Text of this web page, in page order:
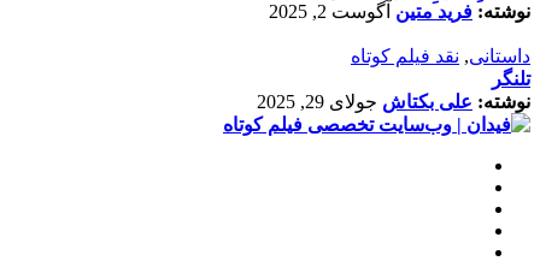
نوشته: فرید متین آگوست 2, 2025
داستانی, نقد فیلم کوتاه
تلنگر
نوشته: علی بکتاش جولای 29, 2025